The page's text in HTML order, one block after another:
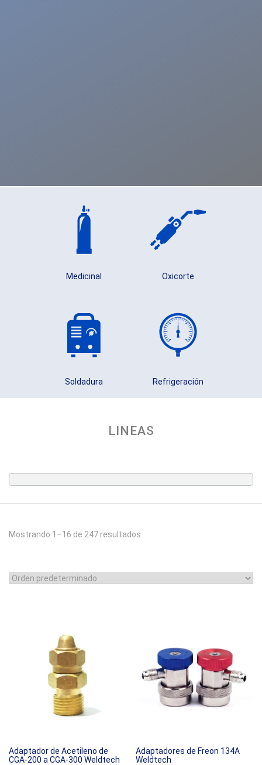
Medicinal Oxicorte
Soldadura Refrigeración
LINEAS
Mostrando 1–16 de 247 resultados
Adaptador de Acetileno de
CGA-200 a CGA-300 Weldtech
Adaptadores de Freon 134A
Weldtech